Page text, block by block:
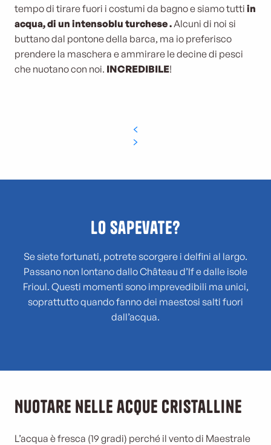
tempo di tirare fuori i costumi da bagno e siamo tutti in
acqua, di un intensoblu turchese.Alcuni di noi si
buttano dal pontone della barca, ma io preferisco
prendere la maschera e ammirare le decine di pesci
che nuotano con noi. INCREDIBILE!
Lo sapevate?
Se siete fortunati, potrete scorgere i delfini al largo.
Passano non lontano dallo Château d’If e dalle isole
Frioul. Questi momenti sono imprevedibili ma unici,
soprattutto quando fanno dei maestosi salti fuori
dall’acqua.
Nuotare nelle acque cristalline
L’acqua è fresca (19 gradi) perché il vento di Maestrale